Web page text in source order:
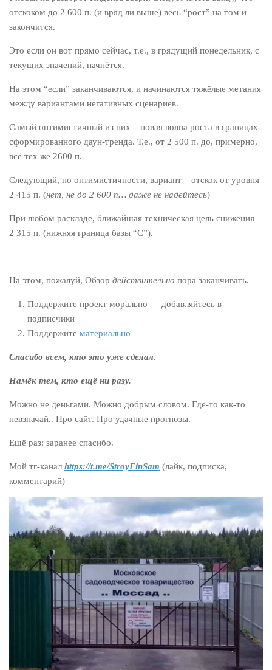
отскоком до 2 600 п. (и вряд ли выше) весь “рост” на том и
закончится.
Это если он вот прямо сейчас, т.е., в грядущий понедельник, с
текущих значений, начнётся.
На этом “если” заканчиваются, и начинаются тяжёлые метания
между вариантами негативных сценариев.
Самый оптимистичный из них – новая волна роста в границах
сформированного даун-тренда. Т.е., от 2 500 п. до, примерно,
всё тех же 2600 п.
Следующий, по оптимистичности, вариант – отскок от уровня
2 415 п. (нет, не до 2 600 п… даже не надейтесь)
При любом раскладе, ближайшая техническая цель снижения –
2 315 п. (нижняя граница базы “С”).
=================
На этом, пожалуй, Обзор действительно пора заканчивать.
Поддержите проект морально — добавляйтесь в
подписчики
Поддержите материально
Спасибо всем, кто это уже сделал.
Намёк тем, кто ещё ни разу.
Можно не деньгами. Можно добрым словом. Где-то как-то
невзначай.. Про сайт. Про удачные прогнозы.
Ещё раз: заранее спасибо.
Мой тг-канал https://t.me/StroyFinSam (лайк, подписка,
комментарий)